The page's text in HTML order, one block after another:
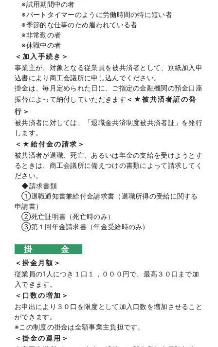
※試用期間中の者
※パートタイマーのように労働時間の特に短い者
※季節的な仕事のため雇われている者
※非常勤の者
※休職中の者
＜加入手続き＞
事業主が、対象となる従業員を被共済者として、別紙加入申
込書により商工会議所に申し込んでください。
掛金は、毎月定められた日に、ご指定の金融機関の預金口座
振替によって納付していただきます ＜★被共済者証の発
行＞
被共済者に対しては、「退職金共済制度被共済者証」を発行
します。
＜★給付金の請求＞
被共済者が退職、死亡、あるいは年金の支給を受けようとす
るときは、商工会議所に備えつけの書類によって請求してく
ださい。
◆請求書類
①退職通知書兼給付金請求書（退職所得の受給に関する
申請書）
②死亡証明書（死亡時のみ）
③第１回年金請求書（年金受給時のみ）
掛 金
＜掛金月額＞
従業員の1人につき１口１，０００円で、最高３０口まで加
入できます。
＜口数の増加＞
お申出により３０口を限度として加入口数を増加させること
ができます。
※この制度の掛金は全額事業主負担です。
＜掛金の運用＞